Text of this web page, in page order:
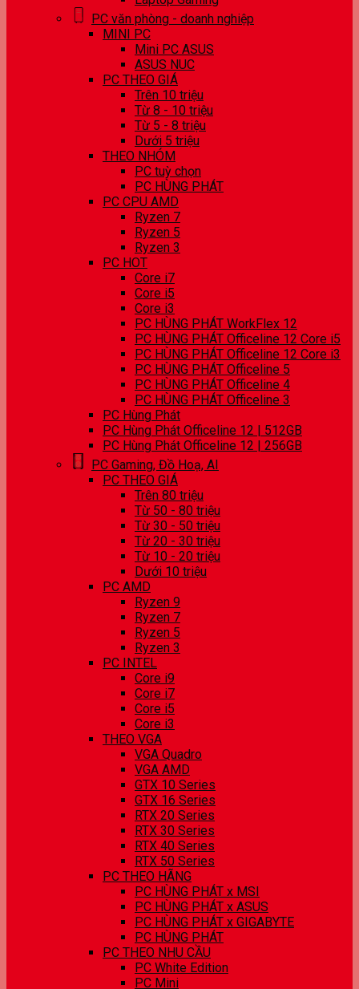
PC văn phòng - doanh nghiệp
MINI PC
Mini PC ASUS
ASUS NUC
PC THEO GIÁ
Trên 10 triệu
Từ 8 - 10 triệu
Từ 5 - 8 triệu
Dưới 5 triệu
THEO NHÓM
PC tuỳ chọn
PC HÙNG PHÁT
PC CPU AMD
Ryzen 7
Ryzen 5
Ryzen 3
PC HOT
Core i7
Core i5
Core i3
PC HÙNG PHÁT WorkFlex 12
PC HÙNG PHÁT Officeline 12 Core i5
PC HÙNG PHÁT Officeline 12 Core i3
PC HÙNG PHÁT Officeline 5
PC HÙNG PHÁT Officeline 4
PC HÙNG PHÁT Officeline 3
PC Hùng Phát
PC Hùng Phát Officeline 12 | 512GB
PC Hùng Phát Officeline 12 | 256GB
PC Gaming, Đồ Hoạ, AI
PC THEO GIÁ
Trên 80 triệu
Từ 50 - 80 triệu
Từ 30 - 50 triệu
Từ 20 - 30 triệu
Từ 10 - 20 triệu
Dưới 10 triệu
PC AMD
Ryzen 9
Ryzen 7
Ryzen 5
Ryzen 3
PC INTEL
Core i9
Core i7
Core i5
Core i3
THEO VGA
VGA Quadro
VGA AMD
GTX 10 Series
GTX 16 Series
RTX 20 Series
RTX 30 Series
RTX 40 Series
RTX 50 Series
PC THEO HÃNG
PC HÙNG PHÁT x MSI
PC HÙNG PHÁT x ASUS
PC HÙNG PHÁT x GIGABYTE
PC HÙNG PHÁT
PC THEO NHU CẦU
PC White Edition
PC Mini